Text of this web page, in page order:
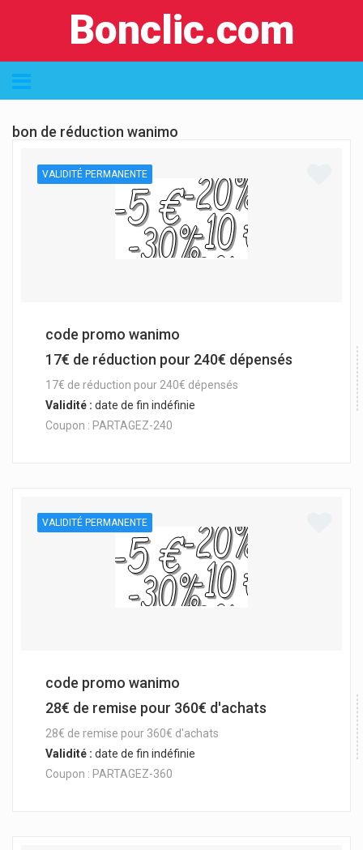
Bonclic.com
bon de réduction wanimo
VALIDITÉ PERMANENTE
code promo wanimo
17€ de réduction pour 240€ dépensés
17€ de réduction pour 240€ dépensés
Validité : date de fin indéfinie
Coupon : PARTAGEZ-240
VALIDITÉ PERMANENTE
code promo wanimo
28€ de remise pour 360€ d'achats
28€ de remise pour 360€ d'achats
Validité : date de fin indéfinie
Coupon : PARTAGEZ-360